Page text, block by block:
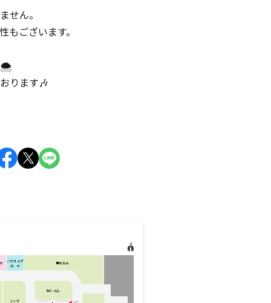
せん。
もございます。
🌨
ります🎶